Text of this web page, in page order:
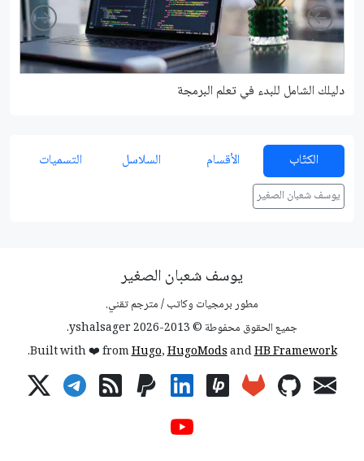
دليلك الشامل للبدء في تعلم البرمجة
Left
الكتّاب الأقسام السلاسل التسميات
يوسف شعبان الصغير
يوسف شعبان الصغير
مطور برمجيات وكاتب / مترجم تقني.
جميع الحقوق محفوطة © 2013-2026 yshalsager.
Built with ❤️ fromHugo,HugoModsandHB Framework
.